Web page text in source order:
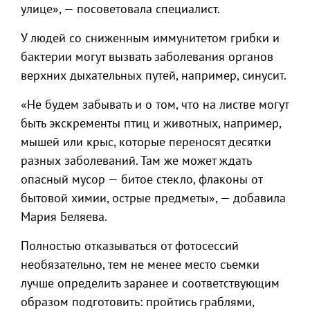
улице», — посоветовала специалист.
У людей со сниженным иммунитетом грибки и
бактерии могут вызвать заболевания органов
верхних дыхательных путей, например, синусит.
«Не будем забывать и о том, что на листве могут
быть экскременты птиц и животных, например,
мышей или крыс, которые переносят десятки
разных заболеваний. Там же может ждать
опасный мусор — битое стекло, флаконы от
бытовой химии, острые предметы», — добавила
Мария Беляева.
Полностью отказываться от фотосессий
необязательно, тем не менее место съемки
лучше определить заранее и соответствующим
образом подготовить: пройтись граблями,